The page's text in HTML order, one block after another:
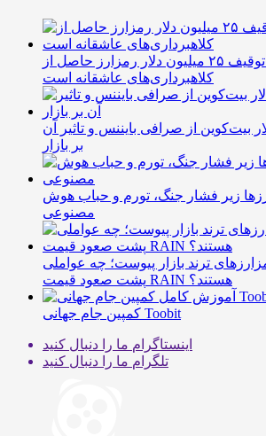
آمریکا در پی توقیف ۲۵ میلیون دلار رمزارز حاصل از
کلاهبرداری‌های عاشقانه است
دلار بیت‌کوین از صرافی بایننس و تاثیر آن
بر بازار
زیر فشار جنگ، تورم و حباب هوش
مصنوعی
ترند بازار پیوست؛ چه عواملی
پشت صعود قیمت RAIN هستند؟
کمپین جام جهانی Toobit
اینستاگرام ما را دنبال کنید
تلگرام ما را دنبال کنید